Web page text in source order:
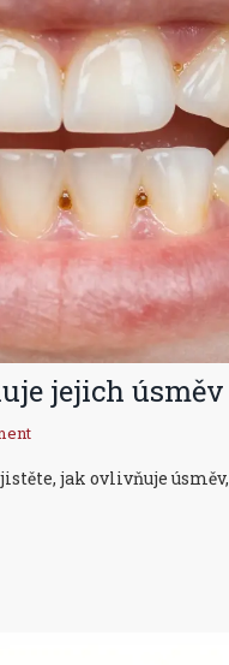
jejich úsměv
jak ovlivňuje